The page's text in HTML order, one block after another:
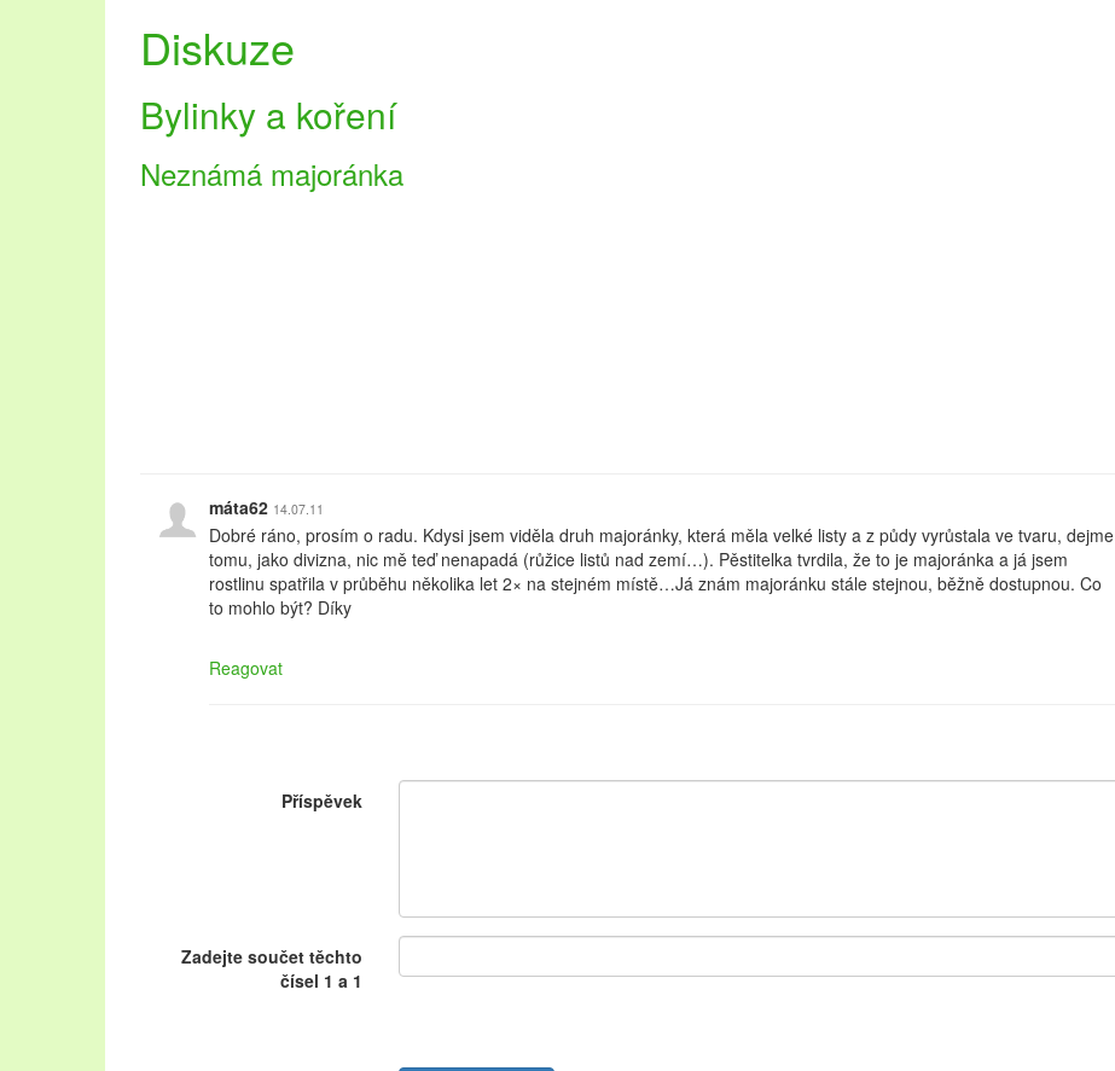
Diskuze
Bylinky a koření
Neznámá majoránka
máta62 14.07.11
Dobré ráno, prosím o radu. Kdysi jsem viděla druh majoránky, která měla velké listy a z půdy vyrůstala ve tvaru, dejme
tomu, jako divizna, nic mě teď nenapadá (růžice listů nad zemí…). Pěstitelka tvrdila, že to je majoránka a já jsem
rostlinu spatřila v průběhu několika let 2× na stejném místě…Já znám majoránku stále stejnou, běžně dostupnou. Co
to mohlo být? Díky
Reagovat
Příspěvek
Zadejte součet těchto
čísel 1 a 1